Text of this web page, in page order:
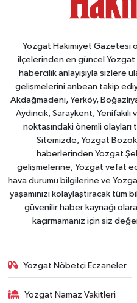
Yozgat Hakimiyet Gazetesi
ilçelerinden en güncel
habercilik anlayışıyla sizlere
gelişmelerini anbean takip
Akdağmadeni, Yerköy,
Aydıncık, Saraykent,
noktasındaki önemli olayları
Sitemizde, Yozgat
haberlerinden Yozgat
gelişmelerine, Yozgat vefat
hava durumu bilgilerine ve
yaşamınızı kolaylaştıracak
güvenilir haber kaynağı
kaçırmamanız için siz
Yozgat Nöbetçi Eczaneler
Yozgat Namaz Vakitleri